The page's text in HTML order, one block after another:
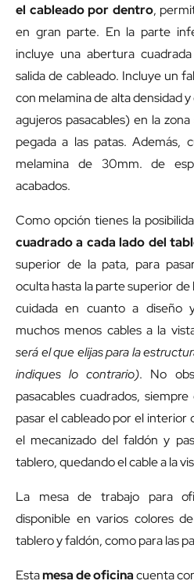
el cableado por dentro,
en gran parte. En la parte
incluye una abertura
salida de cableado. Incluye un
con melamina de alta densidad
agujeros pasacables) en la
pegada a las patas. Además,
melamina de 30mm. de
acabados.
Como opción tienes la
cuadrado a cada lado del
superior de la pata, para
oculta hasta la parte superior de
cuidada en cuanto a diseño
muchos menos cables a la
será el que elijas para la
indiques lo contrario). No
pasacables cuadrados,
pasar el cableado por el interior
el mecanizado del faldón y
tablero, quedando el cable a la
La mesa de trabajo para
disponible en varios colores
tablero y faldón, como para las
Estamesa de oficinacuenta